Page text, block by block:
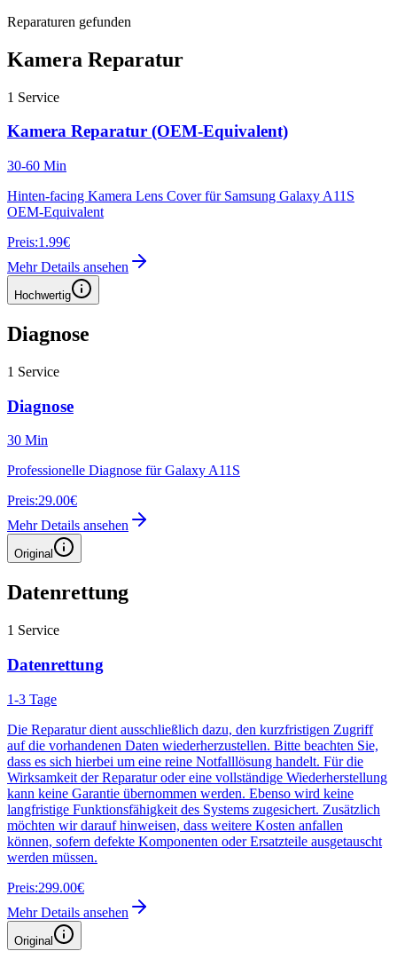
Reparaturen gefunden
Kamera Reparatur
1 Service
Kamera Reparatur (OEM-Equivalent)
30-60 Min
Hinten-facing Kamera Lens Cover für Samsung Galaxy A11S
OEM-Equivalent
Preis:1.99€
Mehr Details ansehen
Hochwertig
Diagnose
1 Service
Diagnose
30 Min
Professionelle Diagnose für Galaxy A11S
Preis:29.00€
Mehr Details ansehen
Original
Datenrettung
1 Service
Datenrettung
1-3 Tage
Die Reparatur dient ausschließlich dazu, den kurzfristigen Zugriff
auf die vorhandenen Daten wiederherzustellen. Bitte beachten Sie,
dass es sich hierbei um eine reine Notfalllösung handelt. Für die
Wirksamkeit der Reparatur oder eine vollständige Wiederherstellung
kann keine Garantie übernommen werden. Ebenso wird keine
langfristige Funktionsfähigkeit des Systems zugesichert. Zusätzlich
möchten wir darauf hinweisen, dass weitere Kosten anfallen
können, sofern defekte Komponenten oder Ersatzteile ausgetauscht
werden müssen.
Preis:299.00€
Mehr Details ansehen
Original